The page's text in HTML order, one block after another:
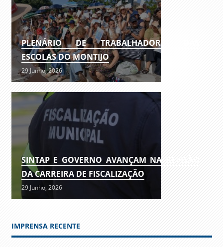
PLENÁRIO DE TRABALHADORES DAS
ESCOLAS DO MONTIJO
29 Junho, 2026
SINTAP E GOVERNO AVANÇAM NA REVISÃO
DA CARREIRA DE FISCALIZAÇÃO
29 Junho, 2026
IMPRENSA RECENTE